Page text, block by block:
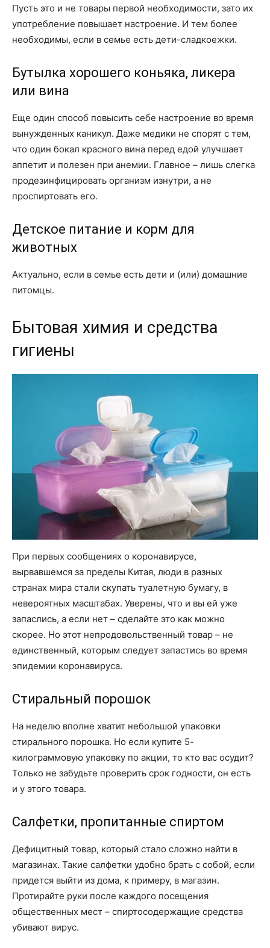
Пусть это и не товары первой необходимости, зато их
употребление повышает настроение. И тем более
необходимы, если в семье есть дети-сладкоежки.
Бутылка хорошего коньяка, ликера
или вина
Еще один способ повысить себе настроение во время
вынужденных каникул. Даже медики не спорят с тем,
что один бокал красного вина перед едой улучшает
аппетит и полезен при анемии. Главное – лишь слегка
продезинфицировать организм изнутри, а не
проспиртовать его.
Детское питание и корм для
животных
Актуально, если в семье есть дети и (или) домашние
питомцы.
Бытовая химия и средства
гигиены
При первых сообщениях о коронавирусе,
вырвавшемся за пределы Китая, люди в разных
странах мира стали скупать туалетную бумагу, в
невероятных масштабах. Уверены, что и вы ей уже
запаслись, а если нет – сделайте это как можно
скорее. Но этот непродовольственный товар – не
единственный, которым следует запастись во время
эпидемии коронавируса.
Стиральный порошок
На неделю вполне хватит небольшой упаковки
стирального порошка. Но если купите 5-
килограммовую упаковку по акции, то кто вас осудит?
Только не забудьте проверить срок годности, он есть
и у этого товара.
Салфетки, пропитанные спиртом
Дефицитный товар, который стало сложно найти в
магазинах. Такие салфетки удобно брать с собой, если
придется выйти из дома, к примеру, в магазин.
Протирайте руки после каждого посещения
общественных мест – спиртосодержащие средства
убивают вирус.